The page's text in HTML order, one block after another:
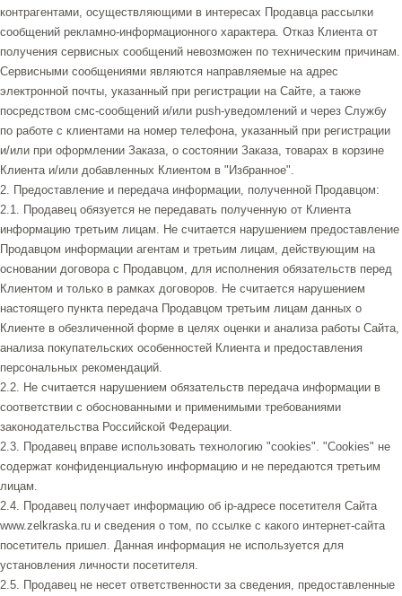
контрагентами, осуществляющими в интересах Продавца рассылки
сообщений рекламно-информационного характера. Отказ Клиента от
получения сервисных сообщений невозможен по техническим причинам.
Сервисными сообщениями являются направляемые на адрес
электронной почты, указанный при регистрации на Сайте, а также
посредством смс-сообщений и/или push-уведомлений и через Службу
по работе с клиентами на номер телефона, указанный при регистрации
и/или при оформлении Заказа, о состоянии Заказа, товарах в корзине
Клиента и/или добавленных Клиентом в "Избранное".
2. Предоставление и передача информации, полученной Продавцом:
2.1. Продавец обязуется не передавать полученную от Клиента
информацию третьим лицам. Не считается нарушением предоставление
Продавцом информации агентам и третьим лицам, действующим на
основании договора с Продавцом, для исполнения обязательств перед
Клиентом и только в рамках договоров. Не считается нарушением
настоящего пункта передача Продавцом третьим лицам данных о
Клиенте в обезличенной форме в целях оценки и анализа работы Сайта,
анализа покупательских особенностей Клиента и предоставления
персональных рекомендаций.
2.2. Не считается нарушением обязательств передача информации в
соответствии с обоснованными и применимыми требованиями
законодательства Российской Федерации.
2.3. Продавец вправе использовать технологию "cookies". "Cookies" не
содержат конфиденциальную информацию и не передаются третьим
лицам.
2.4. Продавец получает информацию об ip-адресе посетителя Сайта
www.zelkraska.ru и сведения о том, по ссылке с какого интернет-сайта
посетитель пришел. Данная информация не используется для
установления личности посетителя.
2.5. Продавец не несет ответственности за сведения, предоставленные